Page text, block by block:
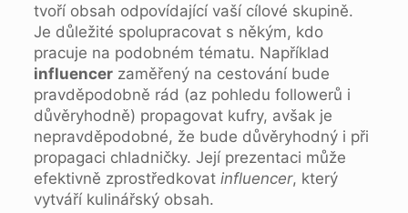
tvoří obsah odpovídající vaší cílové skupině.
Je důležité spolupracovat s někým, kdo
pracuje na podobném tématu. Například
influencerzaměřený na cestování bude
pravděpodobně rád (az pohledu followerů i
důvěryhodně) propagovat kufry, avšak je
nepravděpodobné, že bude důvěryhodný i při
propagaci chladničky. Její prezentaci může
efektivně zprostředkovat influencer, který
vytváří kulinářský obsah.